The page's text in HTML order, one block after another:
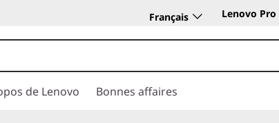
Français Lenovo Pro
de Lenovo Bonnes affaires